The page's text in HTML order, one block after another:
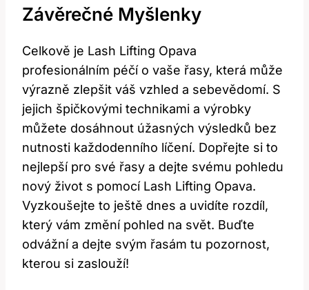
Závěrečné Myšlenky
Celkově⁣ je Lash Lifting Opava
profesionálním péčí⁤ o​ vaše řasy, ⁤která může
výrazně zlepšit váš ⁢vzhled a⁤ sebevědomí. S
jejich špičkovými technikami ⁤a výrobky
můžete dosáhnout úžasných výsledků bez
nutnosti⁢ každodenního líčení. Dopřejte si to
nejlepší pro své řasy a dejte svému pohledu
nový život s pomocí‍ Lash Lifting Opava.
Vyzkoušejte to⁣ ještě dnes a uvidíte ⁣rozdíl,
který vám změní pohled na‍ svět. Buďte
odvážní ⁢a dejte svým‍ řasám tu pozornost,
kterou si zaslouží!